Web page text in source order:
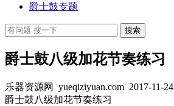
爵士鼓专题
爵士鼓八级加花节奏练习
乐器资源网 yueqiziyuan.com 2017-11-24
爵士鼓八级加花节奏练习